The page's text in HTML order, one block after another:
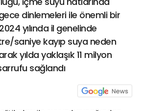
dinlemeleri ile önemli bir
yılında il genelinde
saniye kayıp suya neden
yılda yaklaşık 11 milyon
sağlandı
21 Gölcük
02624132333
haber@golcukpostasi.com